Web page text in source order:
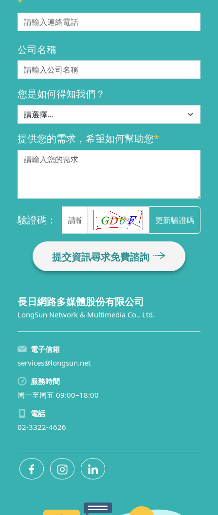
公司名稱
您是如何得知我們？
提供您的需求，希望如何幫助您*
驗證碼： 更新驗證碼
提交資訊尋求免費諮詢
長日網路多媒體股份有限公司
LongSun Network & Multimedia Co., Ltd.
電子信箱
services@longsun.net
服務時間
周一至周五 09:00–18:00
電話
02-3322-4626